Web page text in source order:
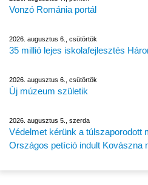
Vonzó Románia portál
2026. augusztus 6., csütörtök
35 millió lejes iskolafejlesztés
2026. augusztus 6., csütörtök
Új múzeum születik
2026. augusztus 5., szerda
Védelmet kérünk a túlszaporodott
Országos petíció indult Kovászna